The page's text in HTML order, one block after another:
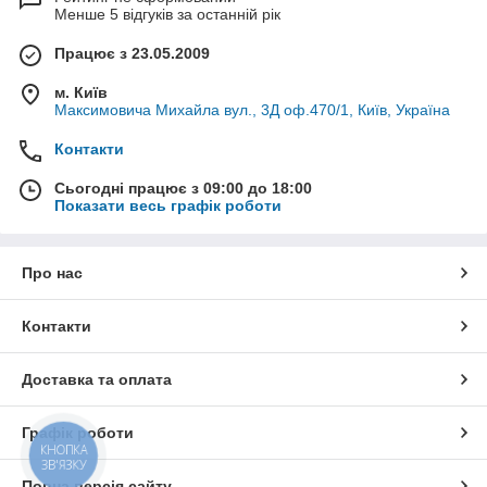
Пропонуємо український профіль WDS
лаконічний дизайн, гарну якість та помірну вартість. WDS має
Розглянемо їх:
WDS Trio три камерна профільна система, не
внутрішніх перегородок, холодних балконів;
WDS 5S топова система, п’яти камерна в розрізі,
вдало підходить для скління квартир, приватних
будинків, балконів, лоджій;
Менше 5 відгуків за останній рік
Працює з 23.05.2009
м. Київ
Максимовича Михайла вул., 3Д оф.470/1, Київ, Україна
Контакти
Сьогодні працює з 09:00 до 18:00
Показати весь графік роботи
Про нас
Контакти
Доставка та оплата
Графік роботи
КНОПКА
ЗВ'ЯЗКУ